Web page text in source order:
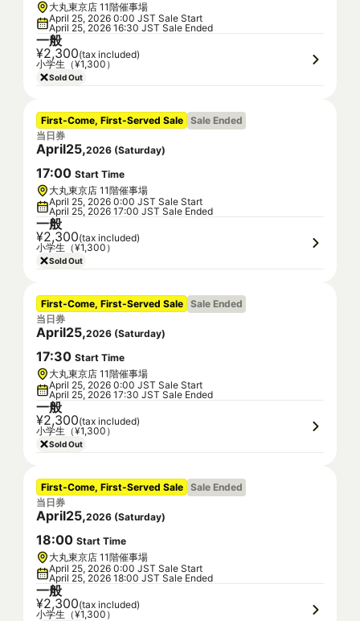
大丸東京店 11階催事場
April 25, 2026 0:00 JST Sale Start
April 25, 2026 16:30 JST Sale Ended
一般
¥2,300(tax included)
小学生（¥1,300）
Sold Out
First-Come, First-Served Sale Sale Ended
当日券
April25,2026 (Saturday)
17:00 Start Time
大丸東京店 11階催事場
April 25, 2026 0:00 JST Sale Start
April 25, 2026 17:00 JST Sale Ended
一般
¥2,300(tax included)
小学生（¥1,300）
Sold Out
First-Come, First-Served Sale Sale Ended
当日券
April25,2026 (Saturday)
17:30 Start Time
大丸東京店 11階催事場
April 25, 2026 0:00 JST Sale Start
April 25, 2026 17:30 JST Sale Ended
一般
¥2,300(tax included)
小学生（¥1,300）
Sold Out
First-Come, First-Served Sale Sale Ended
当日券
April25,2026 (Saturday)
18:00 Start Time
大丸東京店 11階催事場
April 25, 2026 0:00 JST Sale Start
April 25, 2026 18:00 JST Sale Ended
一般
¥2,300(tax included)
小学生（¥1,300）